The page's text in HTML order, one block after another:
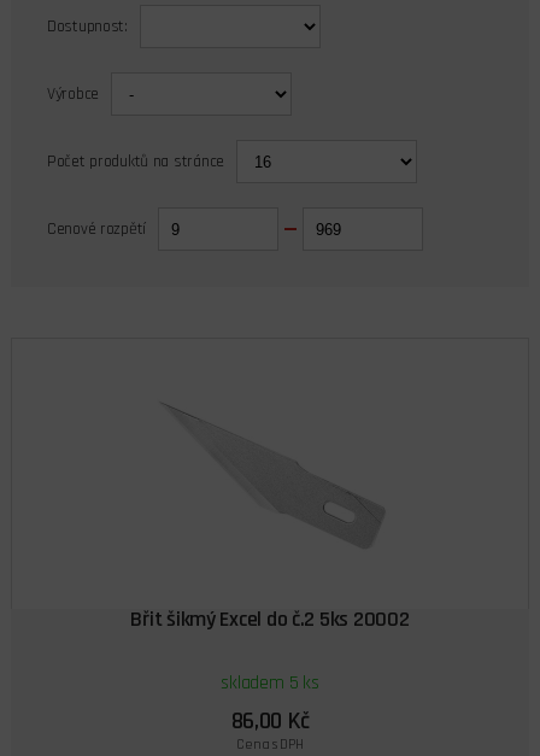
Dostupnost:
Výrobce
Počet produktů na stránce
Cenové rozpětí
Břit šikmý Excel do č.2 5ks 20002
skladem 5 ks
86,00 Kč
Cena s DPH